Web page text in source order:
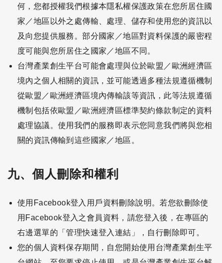
何，您都授權我們根據本隱私權保護政策在您所居住國
家／地區以外之處傳輸、處理、儲存和使用您的資訊以
及向您提供服務。部分國家／地區對資料保護的嚴密程
度可能與您所居住之國家／地區不同。
台灣產業創生平台可能會處理與位於歐盟／歐洲經濟區
境內之個人相關的資訊，並可能透過多種法規遵循機制
從歐盟／歐洲經濟區境內傳輸該等資訊，此等法規遵循
機制包括依歐盟／歐洲經濟區標準契約條款制定的資料
處理協議。使用我們的服務即表示您同意我們將與您相
關的資訊傳輸到這些國家／地區。
九、個人刪除和權利
使用Facebook登入用戶資料刪除說明。若您欲刪除使
用Facebook登入之會員資料，請您登入後，在專區的
右邊選單的「管理快速登入連結」，自行刪除即可。
您的個人資料保存期間，自您開始使用台灣產業創生平